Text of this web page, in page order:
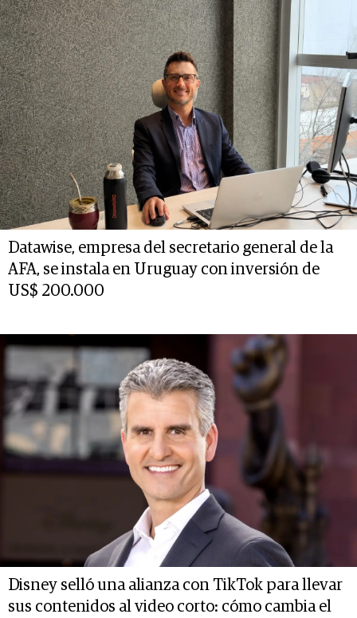
Datawise, empresa del secretario general de la
AFA, se instala en Uruguay con inversión de
US$ 200.000
Disney selló una alianza con TikTok para llevar
sus contenidos al video corto: cómo cambia el